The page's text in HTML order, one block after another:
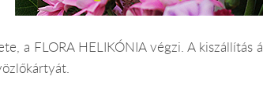
a FLORA HELIKÓNIA végzi. A